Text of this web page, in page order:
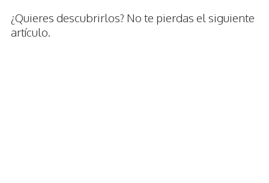
¿Quieres descubrirlos? No te pierdas el siguiente
artículo.